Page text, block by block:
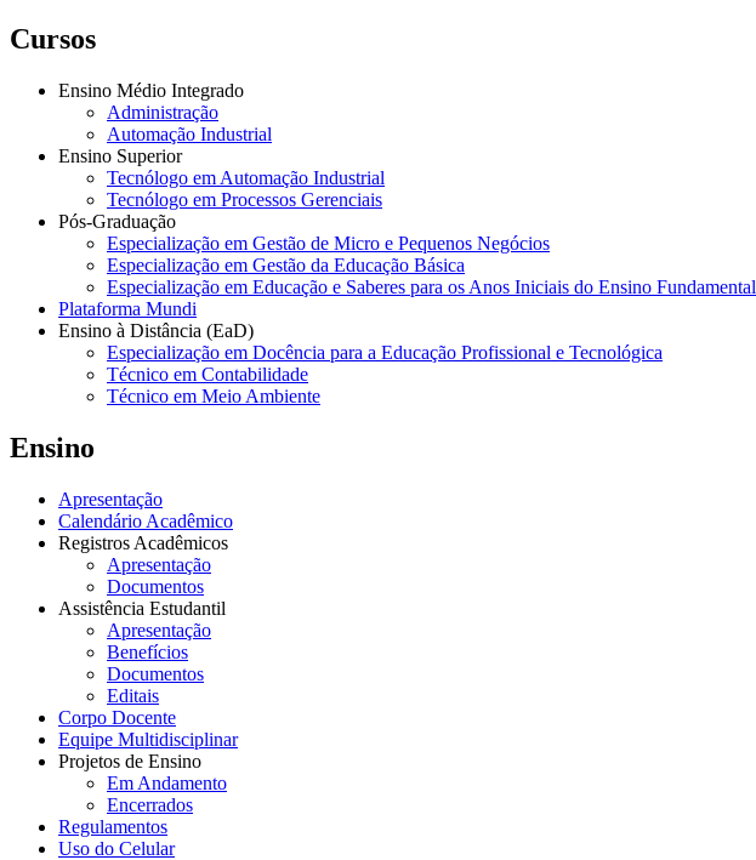
Cursos
Ensino Médio Integrado
Administração
Automação Industrial
Ensino Superior
Tecnólogo em Automação Industrial
Tecnólogo em Processos Gerenciais
Pós-Graduação
Especialização em Gestão de Micro e Pequenos Negócios
Especialização em Gestão da Educação Básica
Especialização em Educação e Saberes para os Anos Iniciais do Ensino Fundamental
Plataforma Mundi
Ensino à Distância (EaD)
Especialização em Docência para a Educação Profissional e Tecnológica
Técnico em Contabilidade
Técnico em Meio Ambiente
Ensino
Apresentação
Calendário Acadêmico
Registros Acadêmicos
Apresentação
Documentos
Assistência Estudantil
Apresentação
Benefícios
Documentos
Editais
Corpo Docente
Equipe Multidisciplinar
Projetos de Ensino
Em Andamento
Encerrados
Regulamentos
Uso do Celular